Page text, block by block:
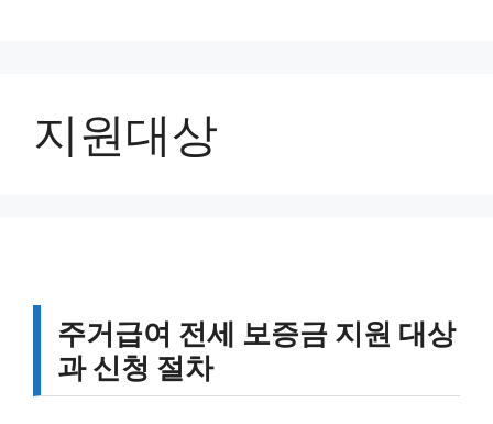
지원대상
주거급여 전세 보증금 지원 대상
과 신청 절차